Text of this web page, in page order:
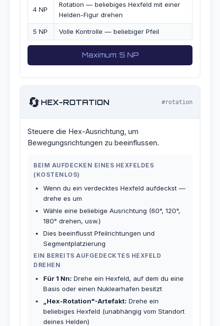
4 NP
Rotation — beliebiges Hexfeld mit einer
Helden-Figur drehen
5 NP Volle Kontrolle — beliebiger Pfeil
Maximum: 5 NP
🔄 HEX-ROTATION #rotation
Steuere die Hex-Ausrichtung, um
Bewegungsrichtungen zu beeinflussen.
BEIM AUFDECKEN EINES HEXFELDES
(KOSTENLOS)
Wenn du ein verdecktes Hexfeld aufdeckst —
drehe es um
Wähle eine beliebige Ausrichtung (60°, 120°,
180° drehen, usw.)
Dies beeinflusst Pfeilrichtungen und
Segmentplatzierung
EIN BEREITS AUFGEDECKTES HEXFELD
DREHEN
Für 1 Nn: Drehe ein Hexfeld, auf dem du eine
Basis oder einen Nuklearhafen besitzt
„Hex-Rotation"-Artefakt: Drehe ein
beliebiges Hexfeld (unabhängig vom Standort
deines Helden)